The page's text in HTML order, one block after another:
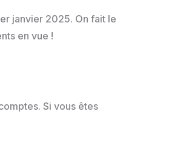
janvier 2025. On fait le
en vue !
Si vous êtes